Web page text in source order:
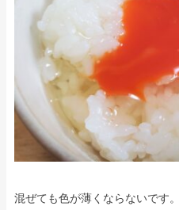
混ぜても色が薄くならないです。